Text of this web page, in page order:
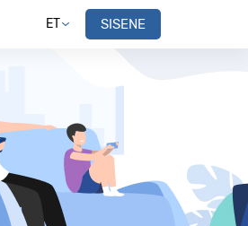
ET SISENE